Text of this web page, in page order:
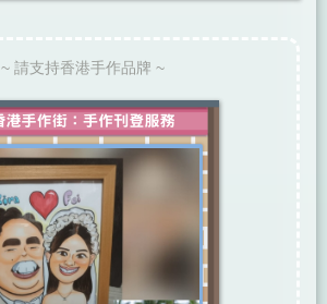
~ 請支持香港手作品牌 ~